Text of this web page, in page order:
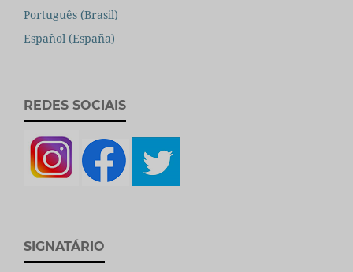
Português (Brasil)
Español (España)
REDES SOCIAIS
SIGNATÁRIO